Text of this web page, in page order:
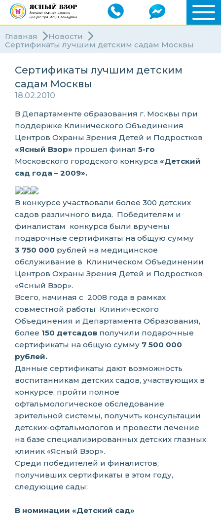
Главная
Новости
Сертификаты лучшим детским садам Москвы
Сертификаты лучшим детским
садам Москвы
18.02.2010
В Департаменте образования г. Москвы при
поддержке Клинического Объединения
Центров Охраны Зрения Детей и Подростков
«Ясный Взор» прошел финал 5-го
Московского городского конкурса «Детский
сад года – 2009».
В конкурсе участвовали более 300 детских
садов различного вида. Победителям и
финалистам конкурса были вручены
подарочные сертификаты на общую сумму
3 750 000 рублей на медицинское
обслуживание в Клиническом Объединении
Центров Охраны Зрения Детей и Подростков
«Ясный Взор».
Всего, начиная с 2008 года в рамках
совместной работы Клинического
Объединения и Департамента Образования,
более 150 детсадов получили подарочные
сертификаты на общую сумму 7 500 000
рублей.
Данные сертификаты дают возможность
воспитанникам детских садов, участвующих в
конкурсе, пройти полное
офтальмологическое обследование
зрительной системы, получить консультации
детских-офтальмологов и провести лечение
на базе специализированных детских глазных
клиник «Ясный Взор».
Среди победителей и финалистов,
получивших сертификаты в этом году,
следующие сады:
В номинации «Детский сад»